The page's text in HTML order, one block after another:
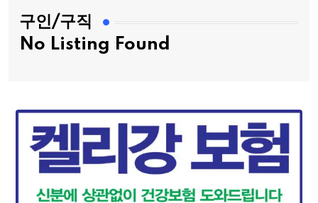
구인/구직
No Listing Found